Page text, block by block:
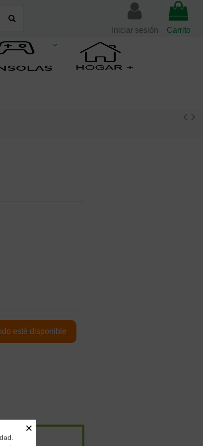
Iniciar sesión Carrito
×